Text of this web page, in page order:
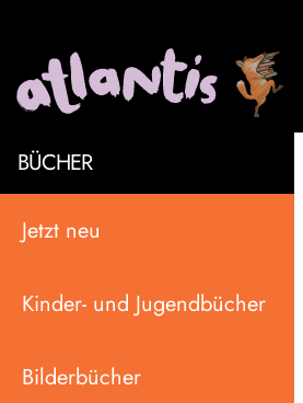
BÜCHER
Jetzt neu
Kinder- und Jugendbücher
Bilderbücher